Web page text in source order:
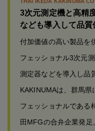
3次元測定機と高精
なども導入して品質
付加価値の高い製品を
フェッショナル3次元
測定器などを導入し品
KAKINUMAは、群馬県
フェッショナルである
田MFGの合弁企業発